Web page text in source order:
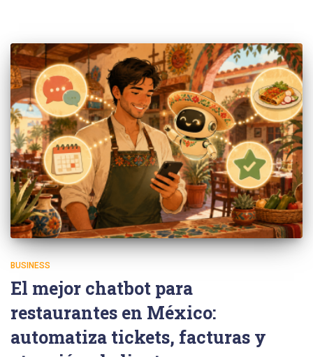
BUSINESS
El mejor chatbot para
restaurantes en México:
automatiza tickets, facturas y